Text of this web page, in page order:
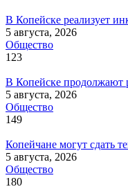
В Копейске реализует
5 августа, 2026
Общество
123
В Копейске
5 августа, 2026
Общество
149
Копейчане могут сдать
5 августа, 2026
Общество
180